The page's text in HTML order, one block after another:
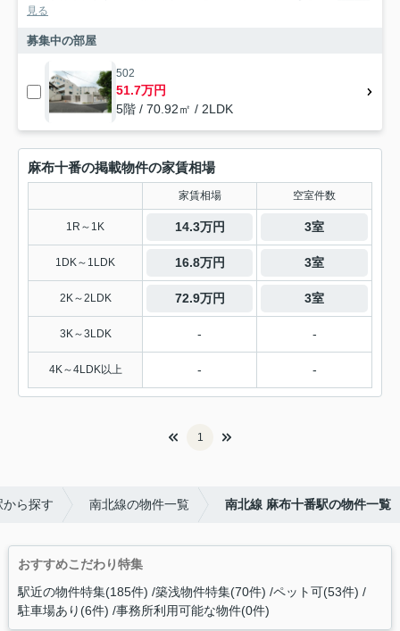
見る
募集中の部屋
502
51.7万円
5階 / 70.92㎡ / 2LDK
麻布十番の掲載物件の家賃相場
家賃相場 空室件数
1R～1K 14.3万円 3室
1DK～1LDK 16.8万円 3室
2K～2LDK 72.9万円 3室
3K～3LDK - -
4K～4LDK以上 - -
1
ら探す 南北線の物件一覧 南北線 麻布十番駅の物件一覧
おすすめこだわり特集
駅近の物件特集(185件) 築浅物件特集(70件) ペット可(53件)
駐車場あり(6件) 事務所利用可能な物件(0件)